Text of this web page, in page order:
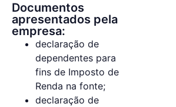
Documentos
apresentados pela
empresa:
declaração de
dependentes para
fins de Imposto de
Renda na fonte;
declaração de